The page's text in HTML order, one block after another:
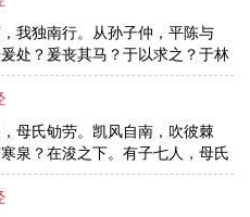
我独南行。从孙子仲，平陈与
处？爰丧其马？于以求之？于林
之手，与子偕老。于嗟阔兮，不
母氏劬劳。凯风自南，吹彼棘
泉？在浚之下。有子七人，母氏
七人，莫慰母心。